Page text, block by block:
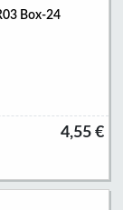
Box-24
4,55 €